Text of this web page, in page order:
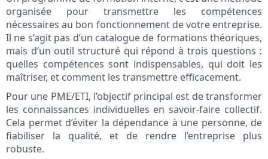
organisée pour transmettre les compétences
nécessaires au bon fonctionnement de votre entreprise.
Il ne s’agit pas d’un catalogue de formations théoriques,
mais d’un outil structuré qui répond à trois questions :
quelles compétences sont indispensables, qui doit les
maîtriser, et comment les transmettre efficacement.
Pour une PME/ETI, l’objectif principal est de transformer
les connaissances individuelles en savoir-faire collectif.
Cela permet d’éviter la dépendance à une personne, de
fiabiliser la qualité, et de rendre l’entreprise plus
robuste.